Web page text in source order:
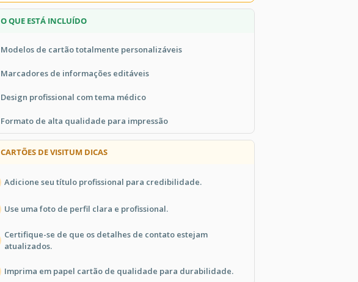
O QUE ESTÁ INCLUÍDO
Modelos de cartão totalmente personalizáveis
Marcadores de informações editáveis
Design profissional com tema médico
Formato de alta qualidade para impressão
CARTÕES DE VISITUM DICAS
Adicione seu título profissional para credibilidade.
Use uma foto de perfil clara e profissional.
Certifique-se de que os detalhes de contato estejam
atualizados.
Imprima em papel cartão de qualidade para durabilidade.